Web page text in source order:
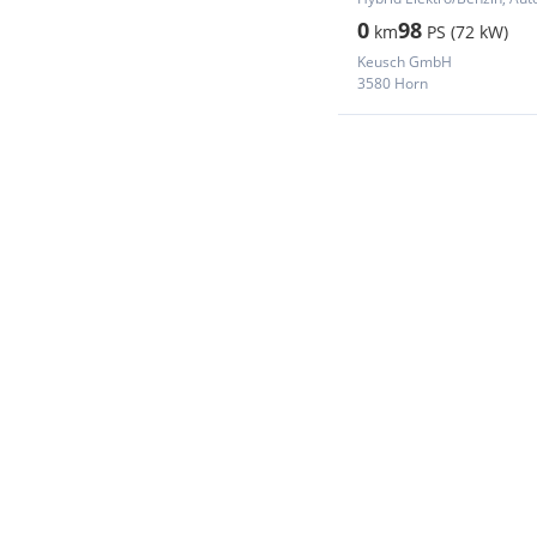
0 km98 PS (72 kW)
Keusch GmbH
3580 Horn